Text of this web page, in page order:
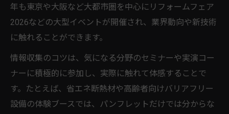
年も東京や大阪など大都市圏を中心にリフォームフェア
2026などの大型イベントが開催され、業界動向や新技術
に触れることができます。
情報収集のコツは、気になる分野のセミナーや実演コー
ナーに積極的に参加し、実際に触れて体感することで
す。たとえば、省エネ断熱材や高齢者向けバリアフリー
設備の体験ブースでは、パンフレットだけでは分からな